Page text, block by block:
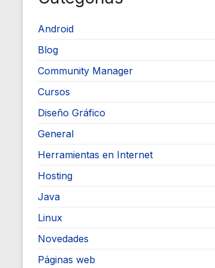
Android
Blog
Community Manager
Cursos
Diseño Gráfico
General
Herramientas en Internet
Hosting
Java
Linux
Novedades
Páginas web